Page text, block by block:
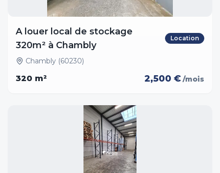
A louer local de stockage
320m² à Chambly
Location
Chambly (60230)
320 m² 2,500 € /mois